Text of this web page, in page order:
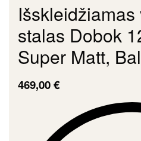
stalas Dobok
Super Matt,
469,00€